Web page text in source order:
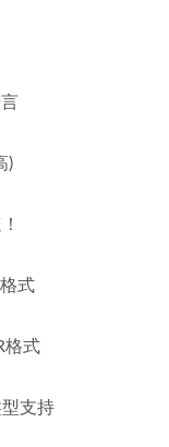
)
式
格式
支持